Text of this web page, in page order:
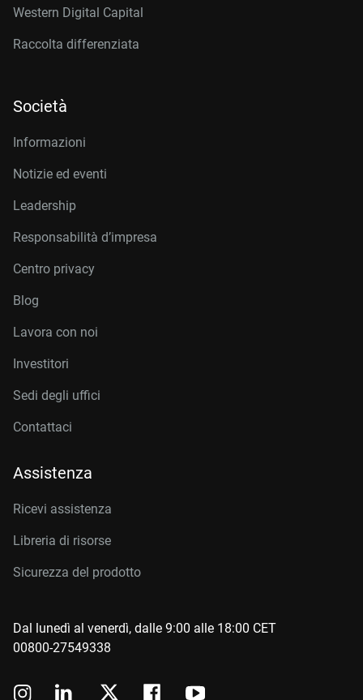
Western Digital Capital
Raccolta differenziata
Società
Informazioni
Notizie ed eventi
Leadership
Responsabilità d’impresa
Centro privacy
Blog
Lavora con noi
Investitori
Sedi degli uffici
Contattaci
Assistenza
Ricevi assistenza
Libreria di risorse
Sicurezza del prodotto
Dal lunedì al venerdì, dalle 9:00 alle 18:00 CET
00800-27549338